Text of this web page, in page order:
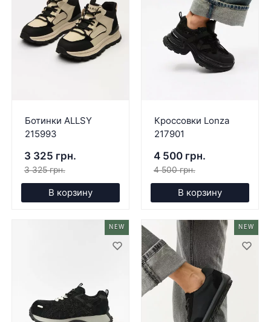
Ботинки ALLSY
215993
3 325 грн.
3 325 грн.
В корзину
Кроссовки Lonza
217901
4 500 грн.
4 500 грн.
В корзину
NEW NEW